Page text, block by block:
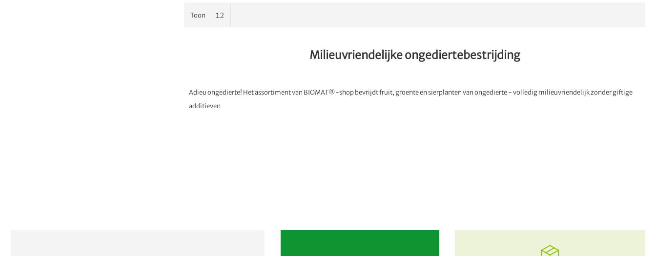
Toon
Milieuvriendelijke ongediertebestrijding
Adieu ongedierte! Het assortiment van BIOMAT®-shop bevrijdt fruit, groente en sierplanten van ongedierte - volledig milieuvriendelijk zonder giftige
additieven